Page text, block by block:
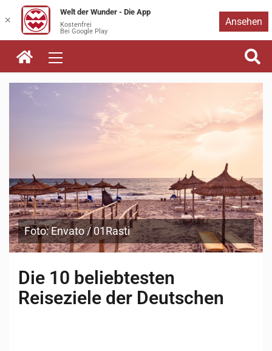
Zum
Inhalt
springen
Foto: Envato / 01Rasti
Die 10 beliebtesten
Reiseziele der Deutschen
✕
Welt der Wunder - Die App
Kostenfrei
Bei Google Play
Ansehen